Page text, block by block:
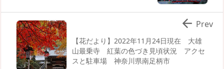
【花だより】2022年11月24日現在 大雄
山最乗寺 紅葉の色づき見頃状況 アクセ
スと駐車場 神奈川県南足柄市
 Prev